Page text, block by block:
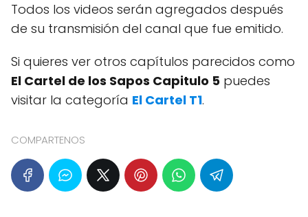
Todos los videos serán agregados después
de su transmisión del canal que fue emitido.
Si quieres ver otros capítulos parecidos como
El Cartel de los Sapos Capitulo 5 puedes
visitar la categoría El Cartel T1.
COMPARTENOS